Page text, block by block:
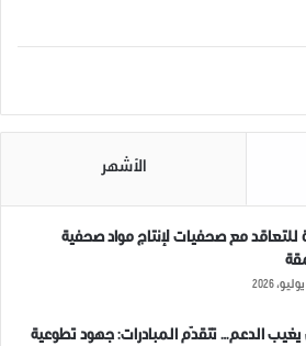
الأشهر
للتعاقد مع صحفيات لإنتاج مواد صحفية
الدعم… تتقدّم المبادرات: جهود تطوعية